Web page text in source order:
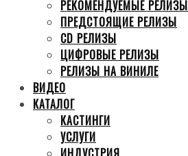
РЕКОМЕНДУЕМЫЕ РЕЛИЗЫ
ПРЕДСТОЯЩИЕ РЕЛИЗЫ
CD РЕЛИЗЫ
ЦИФРОВЫЕ РЕЛИЗЫ
РЕЛИЗЫ НА ВИНИЛЕ
ВИДЕО
КАТАЛОГ
КАСТИНГИ
УСЛУГИ